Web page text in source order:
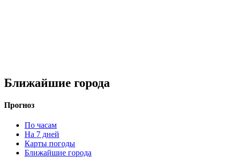
Ближайшие города
Прогноз
По часам
На 7 дней
Карты погоды
Ближайшие города